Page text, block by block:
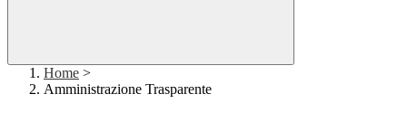
Home >
Amministrazione Trasparente